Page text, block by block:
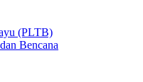
(PLTB)
Bencana